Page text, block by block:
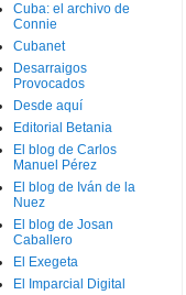
Cuba: el archivo de
Connie
Cubanet
Desarraigos
Provocados
Desde aquí
Editorial Betania
El blog de Carlos
Manuel Pérez
El blog de Iván de la
Nuez
El blog de Josan
Caballero
El Exegeta
El Imparcial Digital